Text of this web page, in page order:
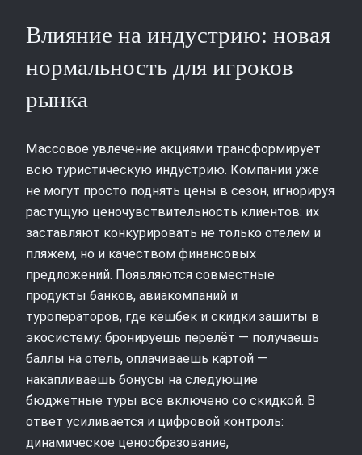
Влияние на индустрию: новая
нормальность для игроков
рынка
Массовое увлечение акциями трансформирует
всю туристическую индустрию. Компании уже
не могут просто поднять цены в сезон, игнорируя
растущую ценочувствительность клиентов: их
заставляют конкурировать не только отелем и
пляжем, но и качеством финансовых
предложений. Появляются совместные
продукты банков, авиакомпаний и
туроператоров, где кешбек и скидки зашиты в
экосистему: бронируешь перелёт — получаешь
баллы на отель, оплачиваешь картой —
накапливаешь бонусы на следующие
бюджетные туры все включено со скидкой. В
ответ усиливается и цифровой контроль:
динамическое ценообразование,